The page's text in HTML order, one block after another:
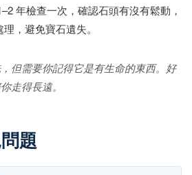
年檢查一次，確認石頭有沒有鬆動，
，避免寶石遺失。
但需要你記得它是有生命的東西。好
走得長遠。
題